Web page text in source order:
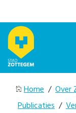
Home / Over
Publicaties /